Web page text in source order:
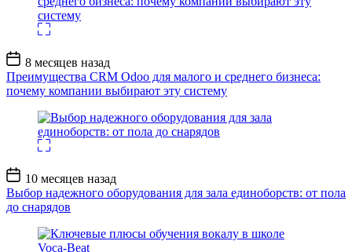
Дата
записи
8 месяцев назад
Преимущества CRM Odoo для малого и среднего бизнеса:
почему компании выбирают эту систему
Дата
записи
10 месяцев назад
Выбор надежного оборудования для зала единоборств: от пола
до снарядов